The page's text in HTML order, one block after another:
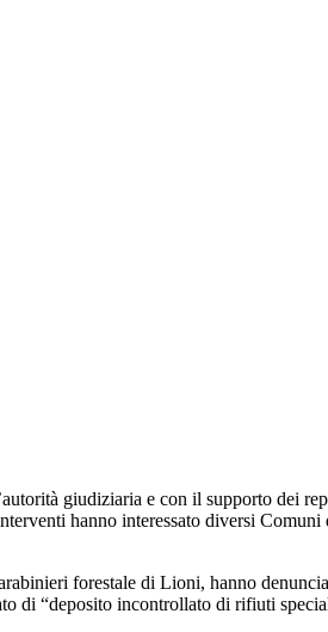
giudiziaria e con il supporto dei
hanno interessato diversi
forestale di Lioni, hanno
di “deposito incontrollato di rifiuti